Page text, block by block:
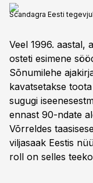
Scandagra Eesti
Veel 1996. aastal,
osteti esimene
Sõnumilehe
kavatsetakse
sugugi
ennast 90-ndate
Võrreldes
viljasaak Eestis
roll on selles